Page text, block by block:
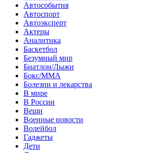
Автособытия
Автоспорт
Автоэксперт
Актеры
Аналитика
Баскетбол
Безумный мир
Биатлон/Лыжи
Бокс/MMA
Болезни и лекарства
В мире
В России
Вещи
Военные новости
Волейбол
Гаджеты
Дети